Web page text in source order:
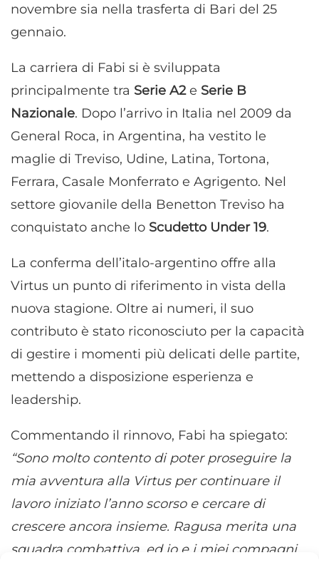
novembre sia nella trasferta di Bari del 25
gennaio.
La carriera di Fabi si è sviluppata
principalmente tra Serie A2e Serie B
Nazionale. Dopo l’arrivo in Italia nel 2009 da
General Roca, in Argentina, ha vestito le
maglie di Treviso, Udine, Latina, Tortona,
Ferrara, Casale Monferrato e Agrigento. Nel
settore giovanile della Benetton Treviso ha
conquistato anche lo Scudetto Under 19.
La conferma dell’italo-argentino offre alla
Virtus un punto di riferimento in vista della
nuova stagione. Oltre ai numeri, il suo
contributo è stato riconosciuto per la capacità
di gestire i momenti più delicati delle partite,
mettendo a disposizione esperienza e
leadership.
Commentando il rinnovo, Fabi ha spiegato:
“Sono molto contento di poter proseguire la
mia avventura alla Virtus per continuare il
lavoro iniziato l’anno scorso e cercare di
crescere ancora insieme. Ragusa merita una
squadra combattiva, ed io e i miei compagni